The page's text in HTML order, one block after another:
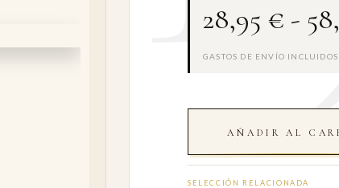
28,95 € -
GASTOS DE ENVÍO INCLUIDOS
AÑADIR AL
SELECCIÓN RELACIONADA